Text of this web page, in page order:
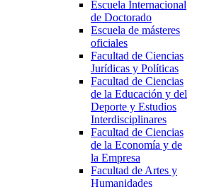
Escuela Internacional
de Doctorado
Escuela de másteres
oficiales
Facultad de Ciencias
Jurídicas y Políticas
Facultad de Ciencias
de la Educación y del
Deporte y Estudios
Interdisciplinares
Facultad de Ciencias
de la Economía y de
la Empresa
Facultad de Artes y
Humanidades